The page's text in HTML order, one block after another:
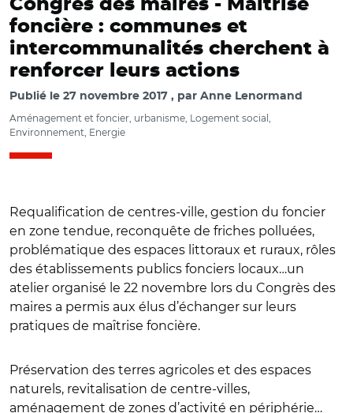
Congrès des maires - Maîtrise
foncière : communes et
intercommunalités cherchent à
renforcer leurs actions
Publié le 27 novembre 2017 par Anne Lenormand
Aménagement et foncier, urbanisme, Logement social,
Environnement, Energie
Requalification de centres-ville, gestion du foncier
en zone tendue, reconquête de friches polluées,
problématique des espaces littoraux et ruraux, rôles
des établissements publics fonciers locaux…un
atelier organisé le 22 novembre lors du Congrès des
maires a permis aux élus d’échanger sur leurs
pratiques de maîtrise foncière.
Préservation des terres agricoles et des espaces
naturels, revitalisation de centre-villes,
aménagement de zones d’activité en périphérie…